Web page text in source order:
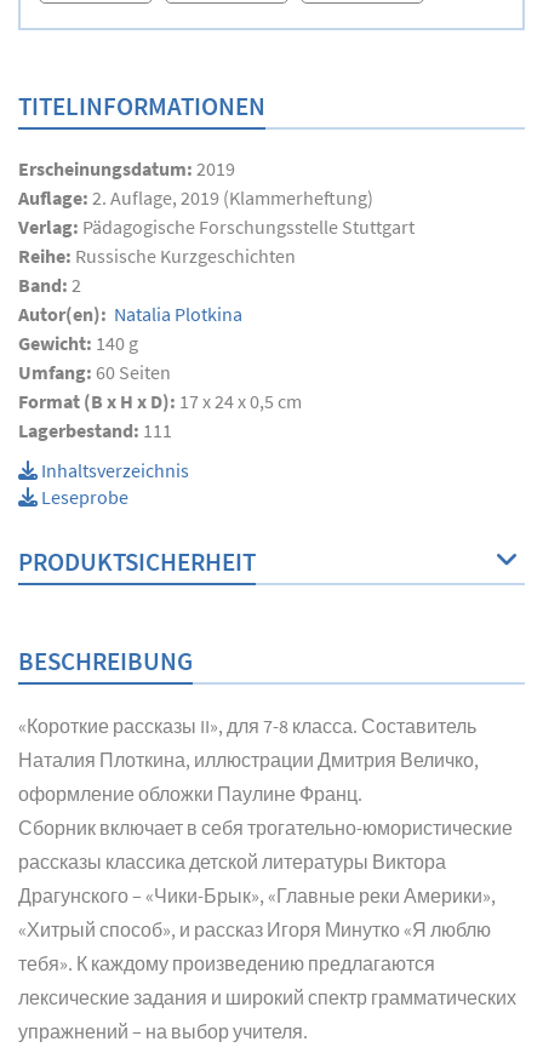
TITELINFORMATIONEN
Erscheinungsdatum: 2019
Auflage: 2. Auflage, 2019 (Klammerheftung)
Verlag: Pädagogische Forschungsstelle Stuttgart
Reihe: Russische Kurzgeschichten
Band: 2
Autor(en): Natalia Plotkina
Gewicht: 140 g
Umfang: 60 Seiten
Format (B x H x D): 17 x 24 x 0,5 cm
Lagerbestand: 111
Inhaltsverzeichnis
Leseprobe
PRODUKTSICHERHEIT
BESCHREIBUNG
«Короткие рассказы II», для 7-8 класса. Составитель
Наталия Плоткина, иллюстрации Дмитрия Величко,
оформление обложки Паулине Франц.
Сборник включает в себя трогательно-юмористические
рассказы классика детской литературы Виктора
Драгунского – «Чики-Брык», «Главные реки Америки»,
«Хитрый способ», и рассказ Игоря Минутко «Я люблю
тебя». К каждому произведению предлагаются
лексические задания и широкий спектр грамматических
упражнений – на выбор учителя.